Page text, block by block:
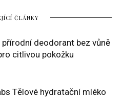
ČLÁNKY
deodorant bez vůně
citlivou pokožku
Tělové hydratační mléko